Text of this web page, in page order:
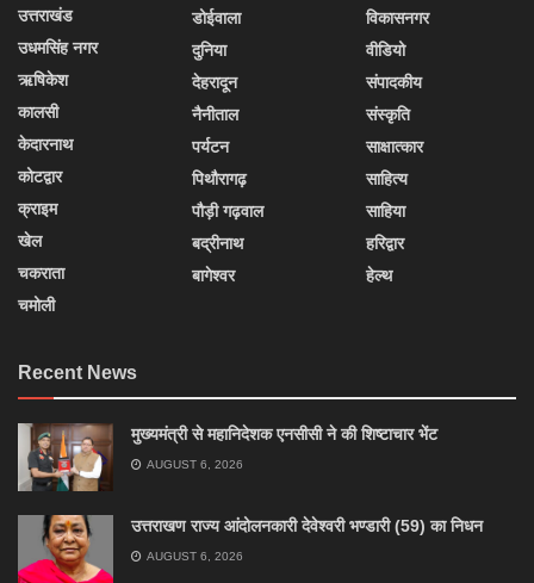
उत्तराखंड
उधमसिंह नगर
ऋषिकेश
कालसी
केदारनाथ
कोटद्वार
क्राइम
खेल
चकराता
चमोली
डोईवाला
दुनिया
देहरादून
नैनीताल
पर्यटन
पिथौरागढ़
पौड़ी गढ़वाल
बद्रीनाथ
बागेश्वर
विकासनगर
वीडियो
संपादकीय
संस्कृति
साक्षात्कार
साहित्य
साहिया
हरिद्वार
हेल्थ
Recent News
मुख्यमंत्री से महानिदेशक एनसीसी ने की शिष्टाचार भेंट
AUGUST 6, 2026
उत्तराखण राज्य आंदोलनकारी देवेश्वरी भण्डारी (59) का निधन
AUGUST 6, 2026